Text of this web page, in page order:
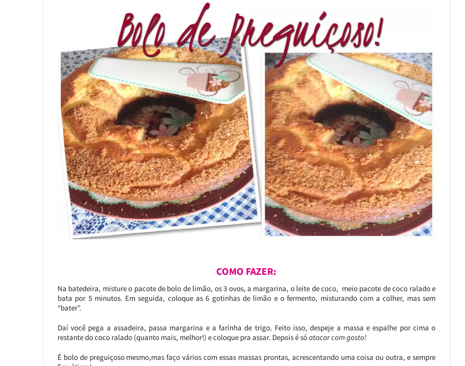
COMO FAZER:
Na batedeira, misture o pacote de bolo de limão, os 3 ovos, a margarina, o leite de coco, meio pacote de coco ralado e
bata por 5 minutos. Em seguida, coloque as 6 gotinhas de limão e o fermento, misturando com a colher, mas sem
“bater”.
Daí você pega a assadeira, passa margarina e a farinha de trigo. Feito isso, despeje a massa e espalhe por cima o
restante do coco ralado (quanto mais, melhor!) e coloque pra assar. Depois é sóatacar com gosto!
É bolo de preguiçoso mesmo,mas faço vários com essas massas prontas, acrescentando uma coisa ou outra, e sempre